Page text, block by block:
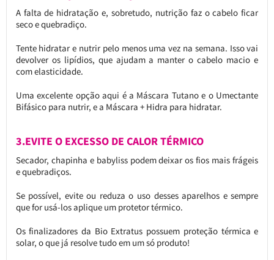
A falta de hidratação e, sobretudo, nutrição faz o cabelo ficar
seco e quebradiço.
Tente hidratar e nutrir pelo menos uma vez na semana. Isso vai
devolver os lipídios, que ajudam a manter o cabelo macio e
com elasticidade.
Uma excelente opção aqui é a Máscara Tutano e o Umectante
Bifásico para nutrir, e a Máscara + Hidra para hidratar.
3.EVITE O EXCESSO DE CALOR TÉRMICO
Secador, chapinha e babyliss podem deixar os fios mais frágeis
e quebradiços.
Se possível, evite ou reduza o uso desses aparelhos e sempre
que for usá-los aplique um protetor térmico.
Os finalizadores da Bio Extratus possuem proteção térmica e
solar, o que já resolve tudo em um só produto!